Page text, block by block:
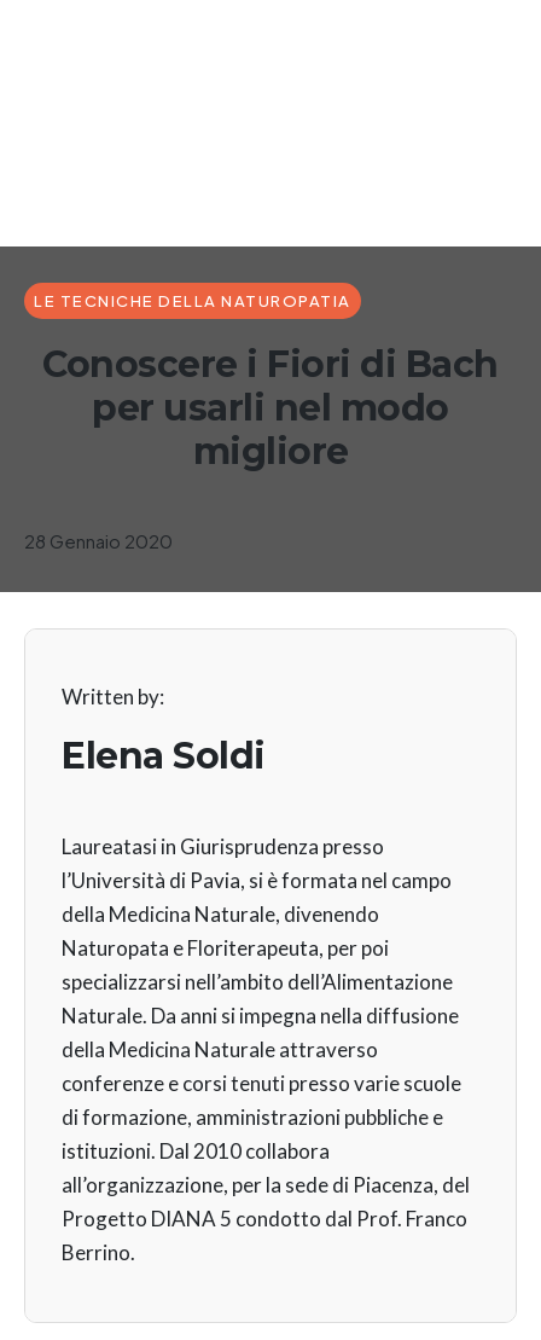
LE TECNICHE DELLA NATUROPATIA
Conoscere i Fiori di Bach
per usarli nel modo
migliore
28 Gennaio 2020
Written by:
Elena Soldi
Laureatasi in Giurisprudenza presso
l’Università di Pavia, si è formata nel campo
della Medicina Naturale, divenendo
Naturopata e Floriterapeuta, per poi
specializzarsi nell’ambito dell’Alimentazione
Naturale. Da anni si impegna nella diffusione
della Medicina Naturale attraverso
conferenze e corsi tenuti presso varie scuole
di formazione, amministrazioni pubbliche e
istituzioni. Dal 2010 collabora
all’organizzazione, per la sede di Piacenza, del
Progetto DIANA 5 condotto dal Prof. Franco
Berrino.